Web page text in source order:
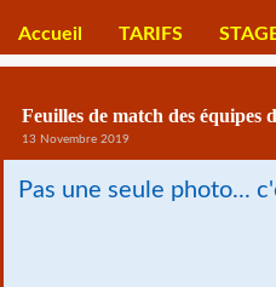
Accueil TARIFS
Feuilles de match des équipes
13 Novembre 2019
Pas une seule photo...